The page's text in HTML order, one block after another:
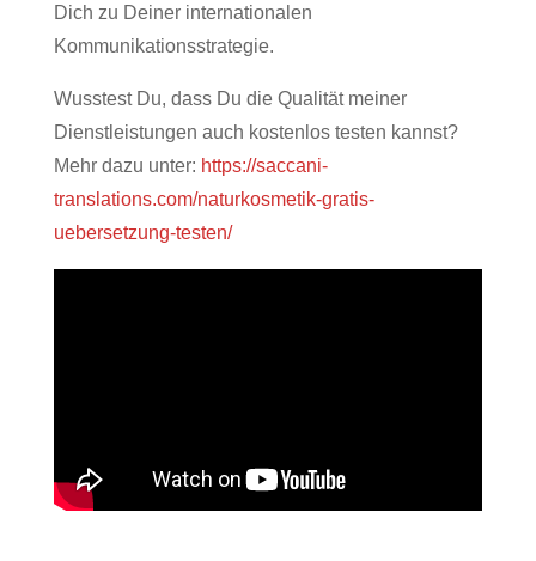
Dich zu Deiner internationalen
Kommunikationsstrategie.
Wusstest Du, dass Du die Qualität meiner
Dienstleistungen auch kostenlos testen kannst?
Mehr dazu unter: https://saccani-
translations.com/naturkosmetik-gratis-
uebersetzung-testen/